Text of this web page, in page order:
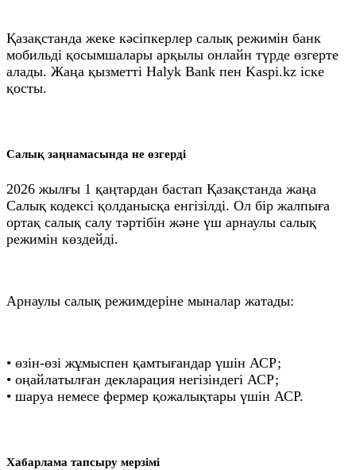
Қазақстанда жеке кәсіпкерлер салық режимін банк
мобильді қосымшалары арқылы онлайн түрде өзгерте
алады. Жаңа қызметті Halyk Bank пен Kaspi.kz іске
қосты.
Салық заңнамасында не өзгерді
2026 жылғы 1 қаңтардан бастап Қазақстанда жаңа
Салық кодексі қолданысқа енгізілді. Ол бір жалпыға
ортақ салық салу тәртібін және үш арнаулы салық
режимін көздейді.
Арнаулы салық режимдеріне мыналар жатады:
• өзін-өзі жұмыспен қамтығандар үшін АСР;
• оңайлатылған декларация негізіндегі АСР;
• шаруа немесе фермер қожалықтары үшін АСР.
Хабарлама тапсыру мерзімі